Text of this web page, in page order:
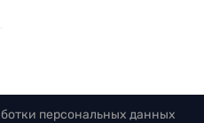
персональных данных